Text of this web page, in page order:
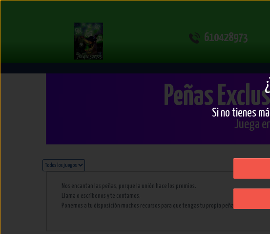
Nuestras
610428973
Peñas
Juega
Nos encantan las peñas, porque la unión hace los premios.
Llama o escríbenos y te contamos.
Ponemos a tu disposición muchos recursos para que tengas tu propia peña y puedas
Si no tienes